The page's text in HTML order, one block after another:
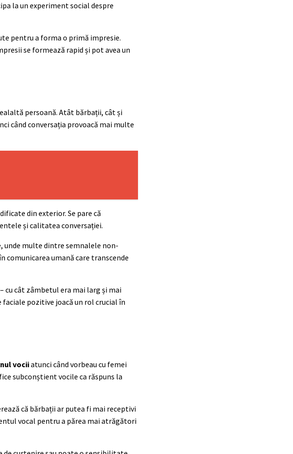
la un experiment social despre
pentru a forma o primă impresie.
se formează rapid și pot avea un
persoană. Atât bărbații, cât și
când conversația provoacă mai multe
din exterior. Se pare că
și calitatea conversației.
unde multe dintre semnalele non-
comunicarea umană care transcende
cu cât zâmbetul era mai larg și mai
pozitive joacă un rol crucial în
vociiatunci când vorbeau cu femei
subconștient vocile ca răspuns la
că bărbații ar putea fi mai receptivi
vocal pentru a părea mai atrăgători